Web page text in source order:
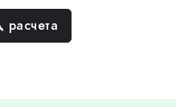
расчета